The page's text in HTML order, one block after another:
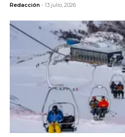
Redacción - 13 julio, 2026